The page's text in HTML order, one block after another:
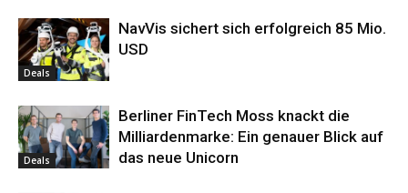
Deals
NavVis sichert sich erfolgreich 85 Mio.
USD
Deals
Berliner FinTech Moss knackt die
Milliardenmarke: Ein genauer Blick auf
das neue Unicorn